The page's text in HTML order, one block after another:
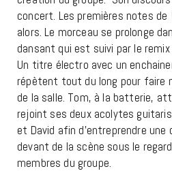
concert. Les premières notes de
alors. Le morceau se prolonge
dansant qui est suivi par le remix
Un titre électro avec un
répètent tout du long pour faire
de la salle. Tom, à la batterie,
rejoint ses deux acolytes
et David afin d’entreprendre une
devant de la scène sous le
membres du groupe.